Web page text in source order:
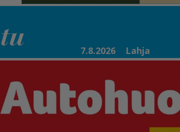
7.8.2026 Lahja